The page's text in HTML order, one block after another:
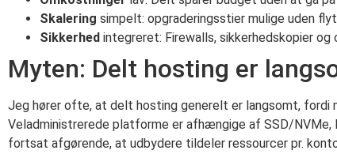
Skalering simpelt: opgraderingsstier mulige uden
Sikkerhed integreret: Firewalls, sikkerhedskopier
Myten: Delt hosting er
Jeg hører ofte, at delt hosting generelt er langsomt, fordi
Veladministrerede platforme er afhængige af SSD/
fortsat afgørende, at udbydere tildeler ressourcer pr.